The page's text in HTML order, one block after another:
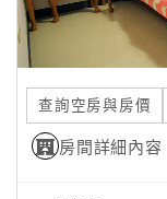
訂
單
管
理
查詢空房與房價
房間詳細內容